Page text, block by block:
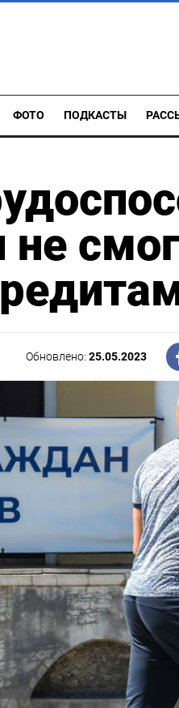
ФОТО ПОДКАСТЫ
не смог
Обновлено:25.05.2023